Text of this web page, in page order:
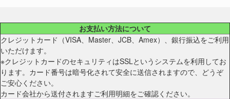
お支払い方法について
クレジットカード（VISA、Master、JCB、Amex）、銀行振込をご利用
いただけます。
※クレジットカードのセキュリティはSSLというシステムを利用してお
ります。カード番号は暗号化されて安全に送信されますので、どうぞ
ご安心ください。
カード会社から送付されますご利用明細をご確認ください。